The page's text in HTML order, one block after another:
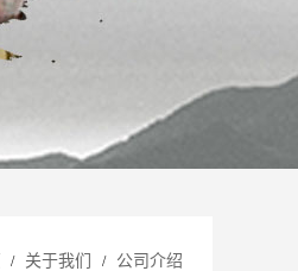
/ 关于我们 / 公司介绍